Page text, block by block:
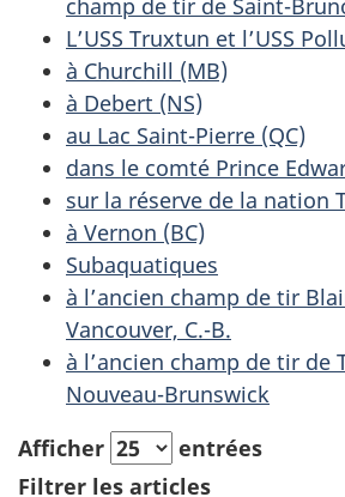
champ de tir de Saint-
L’USS Truxtun et l’USS
à Churchill (MB)
à Debert (NS)
au Lac Saint-Pierre (QC)
dans le comté Prince
sur la réserve de la nation
à Vernon (BC)
Subaquatiques
à l’ancien champ de tir
Vancouver, C.-B.
à l’ancien champ de tir de
Nouveau-Brunswick
Afficher
entrées
Filtrer les articles